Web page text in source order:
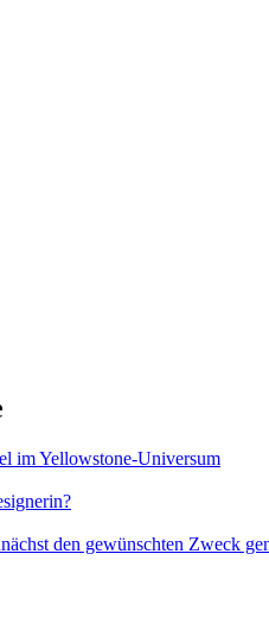
im Yellowstone-Universum
den gewünschten Zweck